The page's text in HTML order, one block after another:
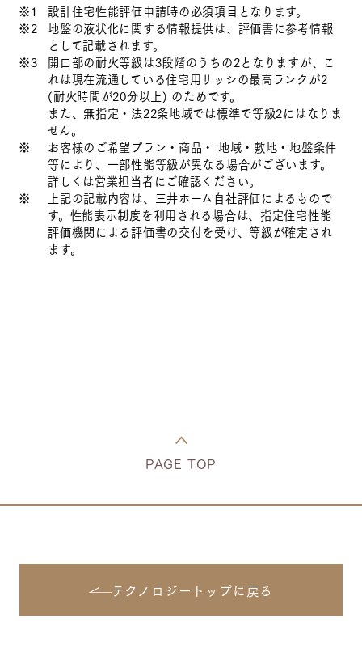
※1
設計住宅性能評価申請時の必須項目となります。
※2 地盤の液状化に関する情報提供は、評価書に参考情報
として記載されます。
※3
開口部の耐火等級は3段階のうちの2となりますが、こ
れは現在流通している住宅用サッシの最高ランクが2
(耐火時間が20分以上) のためです。
また、無指定・法22条地域では標準で等級2にはなりま
せん。
※
お客様のご希望プラン・商品・ 地域・敷地・地盤条件
等により、一部性能等級が異なる場合がございます。
詳しくは営業担当者にご確認ください。
※
上記の記載内容は、三井ホーム自社評価によるもので
す。性能表示制度を利用される場合は、指定住宅性能
評価機関による評価書の交付を受け、等級が確定され
ます。
PAGE TOP
テクノロジートップに戻る